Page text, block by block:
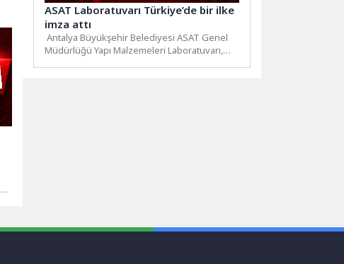
ASAT Laboratuvarı Türkiye’de bir ilke
imza attı
Antalya Büyükşehir Belediyesi ASAT Genel
Müdürlüğü Yapı Malzemeleri Laboratuvarı,